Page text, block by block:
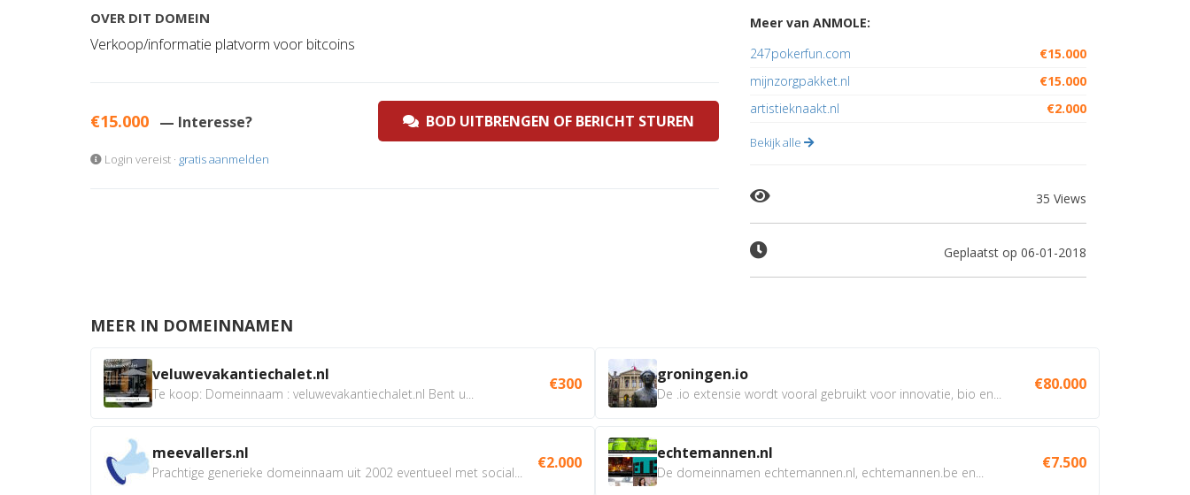
OVER DIT DOMEIN
Verkoop/informatie platvorm voor bitcoins
€15.000 — Interesse? BOD UITBRENGEN OF BERICHT STUREN
Login vereist · gratis aanmelden
Meer van ANMOLE:
247pokerfun.com
€15.000
mijnzorgpakket.nl
€15.000
artistieknaakt.nl
€2.000
Bekijk alle
35 Views
Geplaatst op 06-01-2018
MEER IN DOMEINNAMEN
veluwevakantiechalet.nl
Te koop: Domeinnaam : veluwevakantiechalet.nl Bent u...
€300
meevallers.nl
Prachtige generieke domeinnaam uit 2002 eventueel met social...
€2.000
groningen.io
De .io extensie wordt vooral gebruikt voor innovatie, bio en...
€80.000
echtemannen.nl
De domeinnamen echtemannen.nl, echtemannen.be en...
€7.500